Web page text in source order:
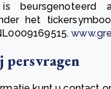
beursgenoteerd
het
persvragen